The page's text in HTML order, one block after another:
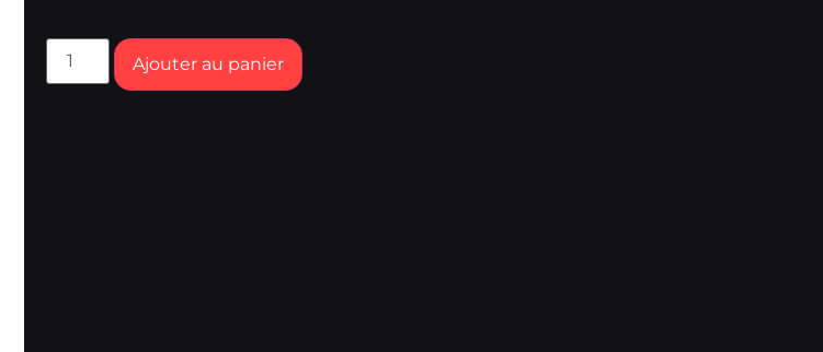
Ajouter au panier